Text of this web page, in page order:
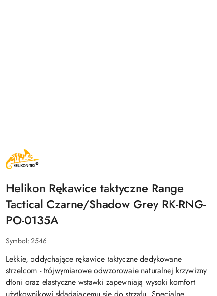
NAZWA
PRODUCENTA:
HELIKON
Helikon Rękawice taktyczne Range
Tactical Czarne/Shadow Grey RK-RNG-
PO-0135A
Symbol: 2546
Lekkie, oddychające rękawice taktyczne dedykowane
strzelcom - trójwymiarowe odwzorowaie naturalnej krzywizny
dłoni oraz elastyczne wstawki zapewniają wysoki komfort